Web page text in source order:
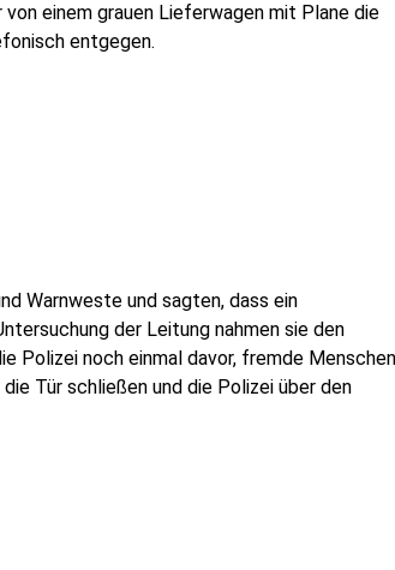
einem grauen Lieferwagen mit Plane die
entgegen.
Warnweste und sagten, dass ein
der Leitung nahmen sie den
Polizei noch einmal davor, fremde Menschen
Tür schließen und die Polizei über den